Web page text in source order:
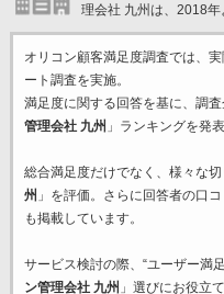
理会社 九州は、2018年
オリコン顧客満足度調査では、
ート調査を実施。
満足度に関する回答を基に、調
管理会社 九州 」ランキングを発
総合満足度だけでなく、様々な切
州 」を評価。さらに回答者の口
も掲載しています。
サービス検討の際、“ユーザー満
ン管理会社 九州 」選びにお役立